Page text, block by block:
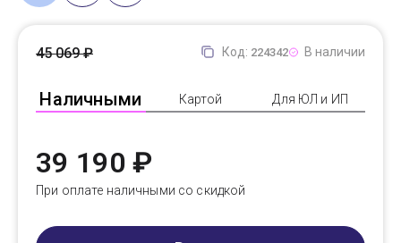
Код: 224342 В наличии
Наличными Картой Для ЮЛ и ИП
45 069 ₽
39 190 ₽
При оплате наличными со скидкой